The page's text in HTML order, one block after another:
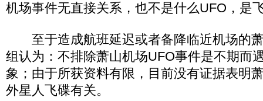
机场事件无直接关系，也不是什么UFO，是
至于造成航班延迟或者备降临近机场的
组认为：不排除萧山机场UFO事件是不期而
象；由于所获资料有限，目前没有证据表明
外星人飞碟有关。